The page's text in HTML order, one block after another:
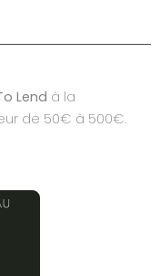
Lend à la
de 50€ à 500€.